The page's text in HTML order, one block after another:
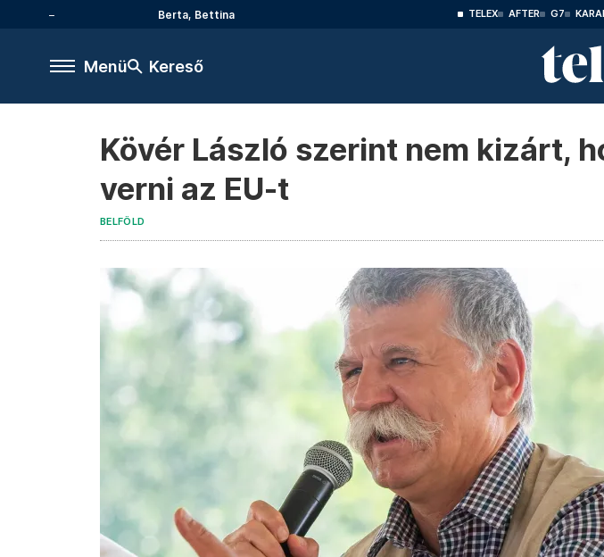
Berta, Bettina TELEX AFTER G7
Menü Kereső
Kövér László szerint nem kizárt,
verni az EU-t
BELFÖLD